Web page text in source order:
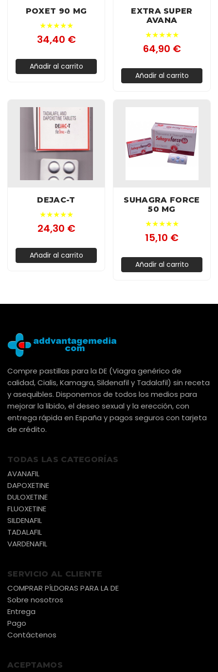
POXET 90 MG
★★★★★
34,40 €
Añadir al carrito
EXTRA SUPER
AVANA
★★★★★
64,90 €
Añadir al carrito
DEJAC-T
★★★★★
24,30 €
Añadir al carrito
SUHAGRA FORCE
50 MG
★★★★★
15,10 €
Añadir al carrito
Compre pastillas para la DE (Viagra genérico de
calidad, Cialis, Kamagra, Sildenafil y Tadalafil) sin receta
y asequibles. Disponemos de todos los medios para
mejorar la libido, el deseo sexual y la erección, con
entrega rápida en España y pagos seguros con tarjeta
de crédito.
TODAS LAS CATEGORÍAS
AVANAFIL
DAPOXETINE
DULOXETINE
FLUOXETINE
SILDENAFIL
TADALAFIL
VARDENAFIL
SERVICIO AL CLIENTE
COMPRAR PÍLDORAS PARA LA DE
Sobre nosotros
Entrega
Pago
Contáctenos
ACEPTAMOS